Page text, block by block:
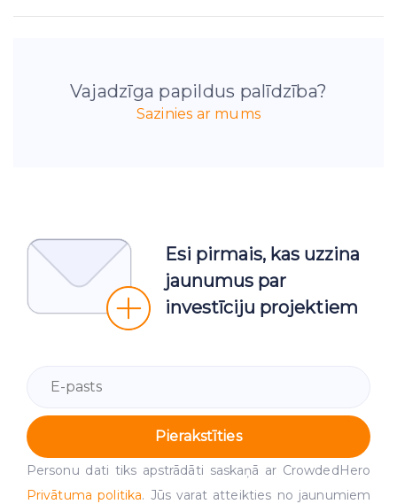
Vajadzīga papildus palīdzība?
Sazinies ar mums
Esi pirmais, kas uzzina
jaunumus par
investīciju projektiem
Pierakstīties
Personu dati tiks apstrādāti saskaņā ar CrowdedHero
Privātuma politika. Jūs varat atteikties no jaunumiem